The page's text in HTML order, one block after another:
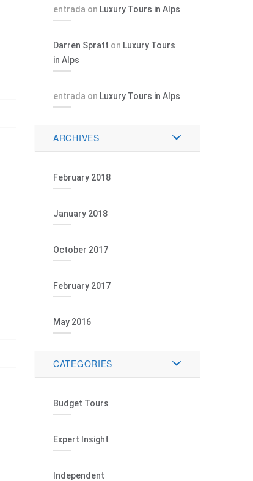
entrada on Luxury Tours in Alps
Darren Spratt on Luxury Tours
in Alps
entrada on Luxury Tours in Alps
ARCHIVES
February 2018
January 2018
October 2017
February 2017
May 2016
CATEGORIES
Budget Tours
Expert Insight
Independent